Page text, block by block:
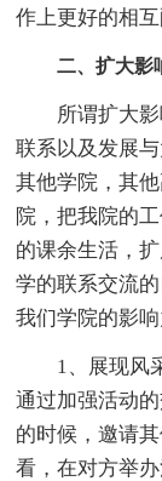
作上更好的相
二、扩大影
所谓扩大影
联系以及发展
其他学院，其
院，把我院的
的课余生活，
学的联系交流
我们学院的影响
1、展现风采
通过加强活动
的时候，邀请
看，在对方举